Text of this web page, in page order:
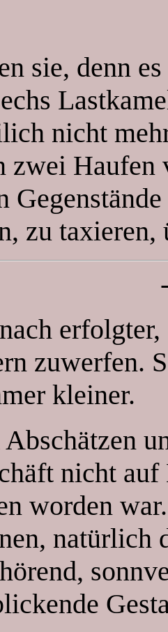
sie, denn
nicht
zwei Haufen
zu
zuwerfen.
kleiner.
nicht
worden
natürlich